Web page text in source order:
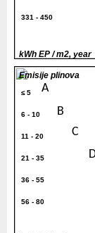
331 - 450
kWh EP / m2, year
≤ 5 A
6 - 10 B
11 - 20 C
21 - 35
36 - 55
56 - 80
Emisije plinova